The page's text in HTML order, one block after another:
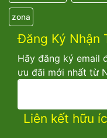
zona
Đăng Ký Nhận
Hãy đăng ký email
ưu đãi mới nhất từ
Liên kết hữu